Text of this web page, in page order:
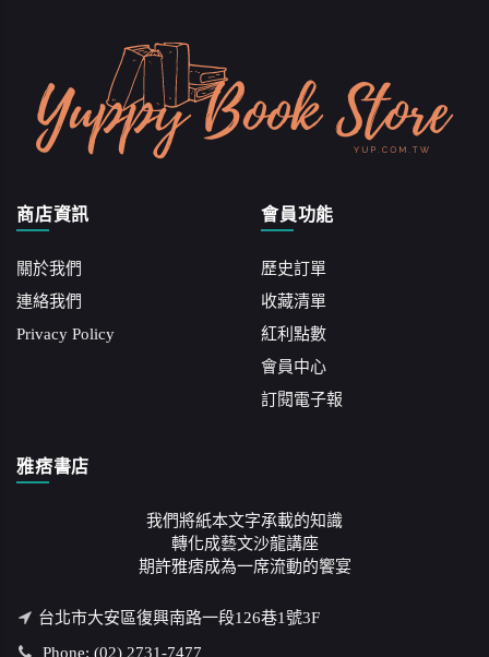
商店資訊
關於我們
連絡我們
Privacy Policy
會員功能
歷史訂單
收藏清單
紅利點數
會員中心
訂閱電子報
雅痞書店
我們將紙本文字承載的知識
轉化成藝文沙龍講座
期許雅痞成為一席流動的饗宴
台北市大安區復興南路一段126巷1號3F
Phone: (02) 2731-7477